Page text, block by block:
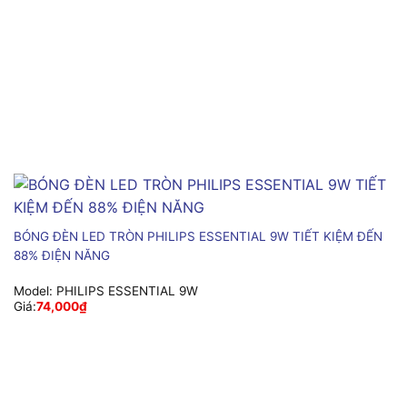
BÓNG ĐÈN LED TRÒN PHILIPS ESSENTIAL 9W TIẾT KIỆM ĐẾN
88% ĐIỆN NĂNG
Model: PHILIPS ESSENTIAL 9W
Giá:74,000₫